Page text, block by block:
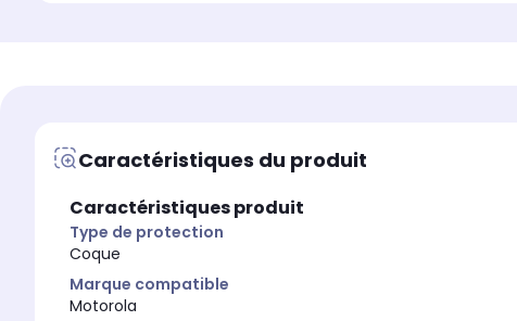
Caractéristiques du produit
Caractéristiques produit
Type de protection
Coque
Marque compatible
Motorola